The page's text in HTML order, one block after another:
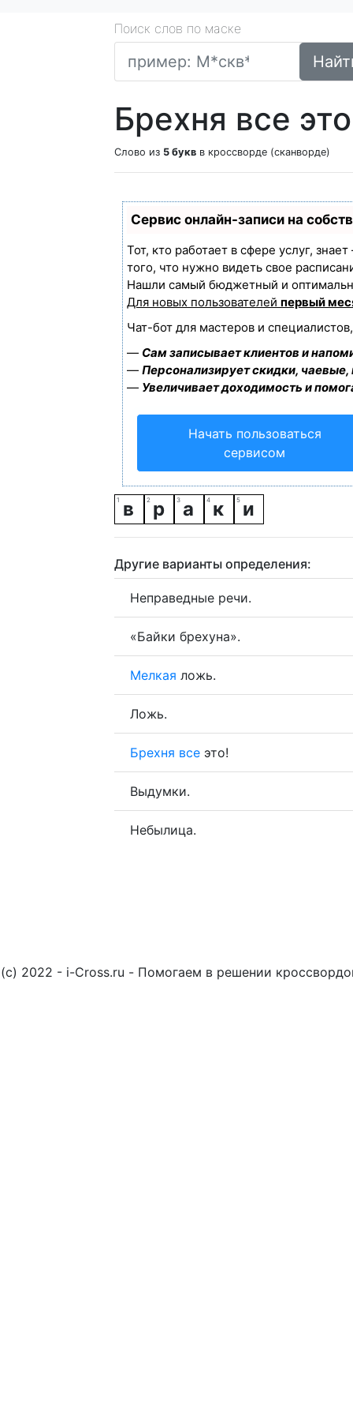
Поиск слов по маске
Брехня все
Слово из 5 букв в кроссворде (сканворде)
Сервис онлайн-записи на
Тот, кто работает в сфере услуг,
того, что нужно видеть свое
Нашли самый бюджетный и
Для новых пользователей первый
Чат-бот для мастеров и
— Сам записывает клиентов и
— Персонализирует скидки,
— Увеличивает доходимость и
Начать пользоваться
сервисом
в р а к и
Другие варианты определения:
Неправедные речи.
«Байки брехуна».
Мелкая ложь.
Ложь.
Брехня все это!
Выдумки.
Небылица.
(c) 2022 - i-Cross.ru - Помогаем в решении